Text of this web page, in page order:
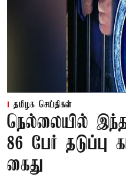
தமிழக செய்திகள்
நெல்லையில்
86 பேர் தடுப்பு
கைது